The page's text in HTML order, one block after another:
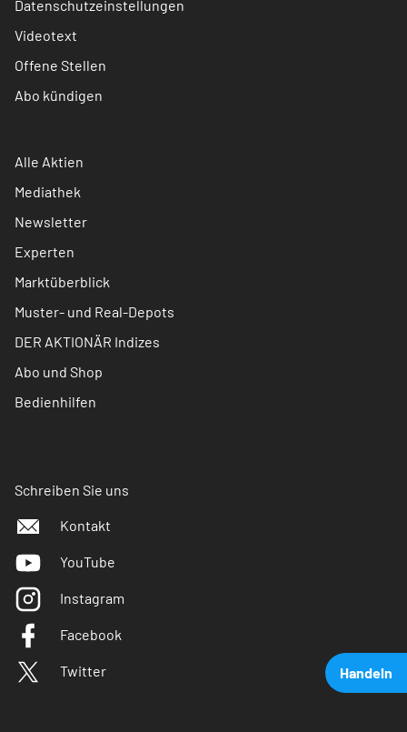
Handeln
Datenschutzeinstellungen
Videotext
Offene Stellen
Abo kündigen
Alle Aktien
Mediathek
Newsletter
Experten
Marktüberblick
Muster- und Real-Depots
DER AKTIONÄR Indizes
Abo und Shop
Bedienhilfen
Schreiben Sie uns
Kontakt
YouTube
Instagram
Facebook
Twitter